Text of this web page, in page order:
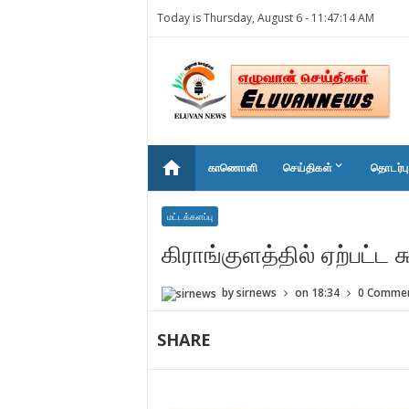
Today is Thursday, August 6 - 11:47:14 AM
home காணொளி செய்திகள் keyboard_arrow_down
மட்டக்களப்பு
கிராங்குளத்தில் ஏற்பட்ட
bysirnews on 18:34 0
SHARE